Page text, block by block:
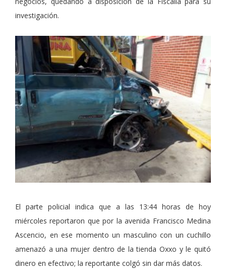
investigación.
El parte policial indica que a las 13:44 horas de hoy
miércoles reportaron que por la avenida Francisco Medina
Ascencio, en ese momento un masculino con un cuchillo
amenazó a una mujer dentro de la tienda Oxxo y le quitó
dinero en efectivo; la reportante colgó sin dar más datos.